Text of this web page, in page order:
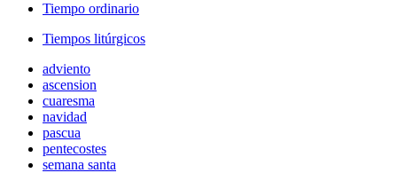
Tiempo ordinario
Tiempos litúrgicos
adviento
ascension
cuaresma
navidad
pascua
pentecostes
semana santa